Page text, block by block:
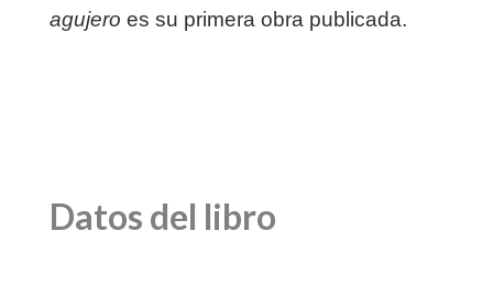
agujero es su primera obra publicada.
Datos del libro